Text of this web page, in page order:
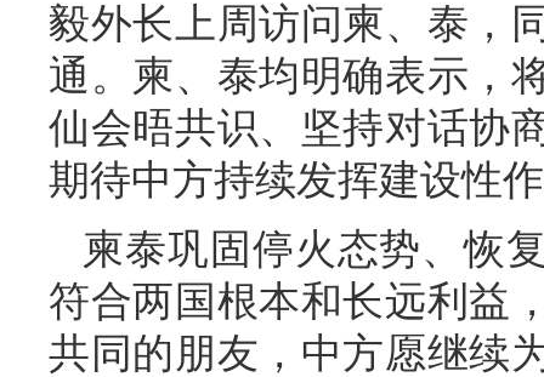
毅外长上周访问柬、泰，
通。柬、泰均明确表示，
仙会晤共识、坚持对话协
期待中方持续发挥建设性
柬泰巩固停火态势、恢
符合两国根本和长远利益
共同的朋友，中方愿继续